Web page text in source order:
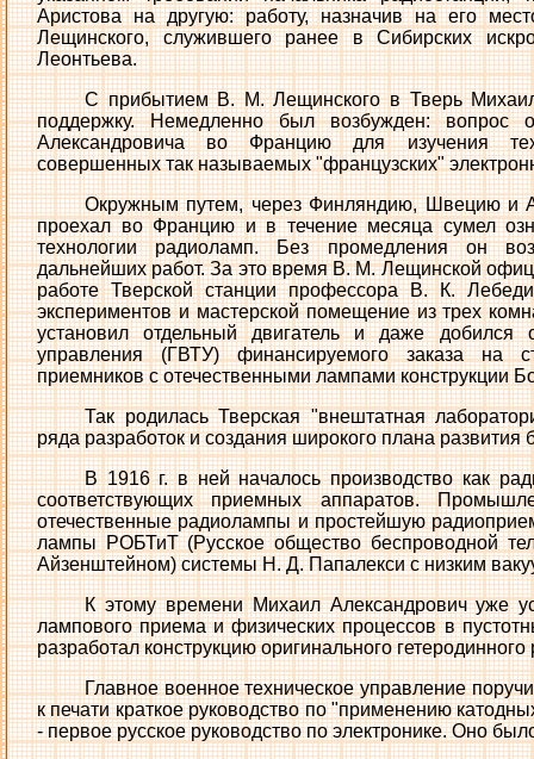
Аристова на другую: работу, назначив на его
Лещинского, служившего ранее в Сибирских
Леонтьева.
С прибытием В. М. Лещинского в Тверь
поддержку. Немедленно был возбужден: вопрос
Александровича во Францию для изучения
совершенных так называемых "французских"
Окружным путем, через Финляндию, Швецию и
проехал во Францию и в течение месяца сумел
технологии радиоламп. Без промедления он
дальнейших работ. За это время В. М. Лещинской
работе Тверской станции профессора В. К.
экспериментов и мастерской помещение из трех
установил отдельный двигатель и даже добился
управления (ГВТУ) финансируемого заказа на
приемников с отечественными лампами конструкции
Так родилась Тверская "внештатная
ряда разработок и создания широкого плана развития
В 1916 г. в ней началось производство как
соответствующих приемных аппаратов.
отечественные радиолампы и простейшую
лампы РОБТиТ (Русское общество беспроводной
Айзенштейном) системы Н. Д. Папалекси с низким
К этому времени Михаил Александрович уже
лампового приема и физических процессов в
разработал конструкцию оригинального
Главное военное техническое управление
к печати краткое руководство по "применению
- первое русское руководство по электронике. Оно